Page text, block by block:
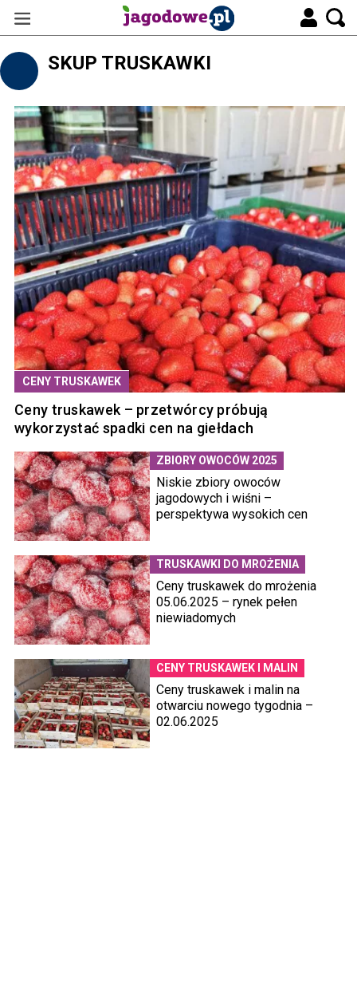
SKUP TRUSKAWKI
CENY TRUSKAWEK
Ceny truskawek – przetwórcy próbują
wykorzystać spadki cen na giełdach
ZBIORY OWOCÓW 2025
Niskie zbiory owoców
jagodowych i wiśni –
perspektywa wysokich cen
TRUSKAWKI DO MROŻENIA
Ceny truskawek do mrożenia
05.06.2025 – rynek pełen
niewiadomych
CENY TRUSKAWEK I MALIN
Ceny truskawek i malin na
otwarciu nowego tygodnia –
02.06.2025